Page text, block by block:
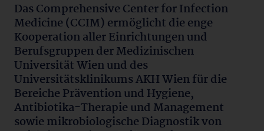
Das Comprehensive Center for Infection
Medicine (CCIM) ermöglicht die enge
Kooperation aller Einrichtungen und
Berufsgruppen der Medizinischen
Universität Wien und des
Universitätsklinikums AKH Wien für die
Bereiche Prävention und Hygiene,
Antibiotika-Therapie und Management
sowie mikrobiologische Diagnostik von